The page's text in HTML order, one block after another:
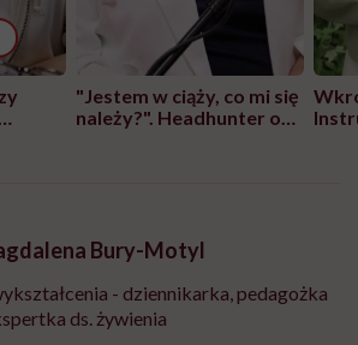
"Jestem w ciąży, co mi się
należy?". Headhunter o
Bury-Motyl
- dziennikarka, pedagożka
ds. żywienia